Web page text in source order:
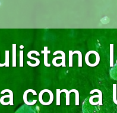
com a